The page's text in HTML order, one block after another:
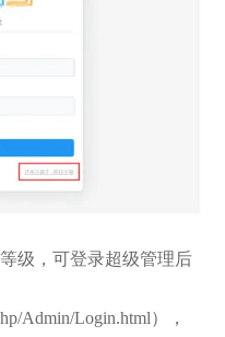
级，可登录超级管理后
Admin/Login.html），